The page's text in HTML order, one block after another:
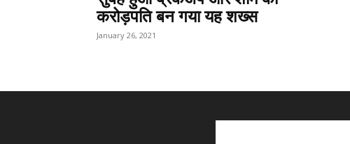
करोड़पति बन गया यह शख्स
January 26, 2021